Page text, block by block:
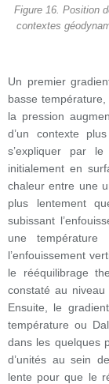
Figure 16. Position
contextes
Un premier
basse
la pression
d’un contexte
s’expliquer par
initialement en
chaleur entre une
plus lentement
subissant
une température
l’enfouissement
le rééquilibrage
constaté au
Ensuite, le
température ou
dans les quelques
d’unités au sein
lente pour que le